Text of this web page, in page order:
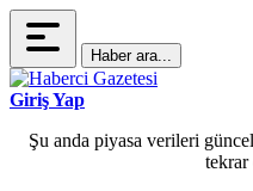
Haber ara...
Giriş Yap
Şu anda piyasa verileri
tekrar